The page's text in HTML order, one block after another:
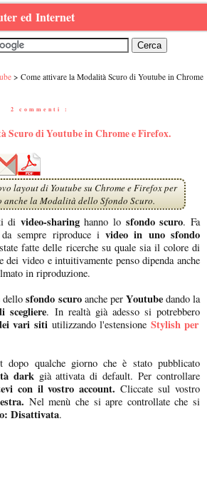
ed Internet
Come attivare la Modalità Scuro di Youtube in Chrome
2 commenti :
Scuro di Youtube in Chrome e Firefox.
layout di Youtube su Chrome e Firefox per
la Modalità dello Sfondo Scuro.
di video-sharinghanno lo sfondo scuro. Fa
da sempre riproduce ivideo in uno sfondo
fatte delle ricerche su quale sia il colore di
dei video e intuitivamente penso dipenda anche
in riproduzione.
dellosfondo scuroanche perYoutubedando la
scegliere. In realtà già adesso si potrebbero
vari siti utilizzando l'estensione Stylish per
dopo qualche giorno che è stato pubblicato
darkgià attivata di default. Per controllare
con il vostro account. Cliccate sul vostro
Nel menù che si apre controllate che si
Disattivata.